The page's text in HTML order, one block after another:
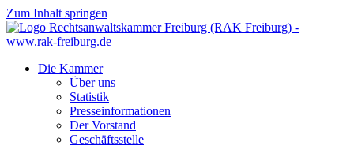
Zum Inhalt springen
Die Kammer
Über uns
Statistik
Presseinformationen
Der Vorstand
Geschäftsstelle